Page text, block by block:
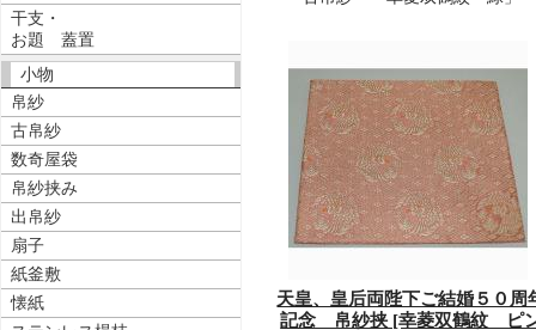
干支・
お題 蓋置
小物
帛紗
古帛紗
数奇屋袋
帛紗挟み
出帛紗
扇子
紙釜敷
懐紙
天皇、皇后両陛下ご結婚５０周
記念 帛紗挟 [幸菱双鶴紋 ピ